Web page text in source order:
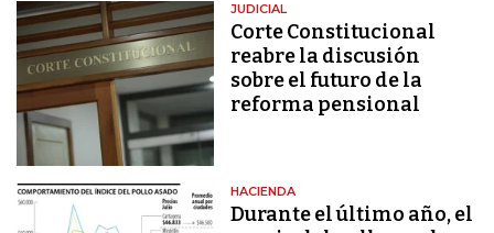
JUDICIAL
Corte Constitucional
reabre la discusión
sobre el futuro de la
reforma pensional
HACIENDA
Durante el último año, el